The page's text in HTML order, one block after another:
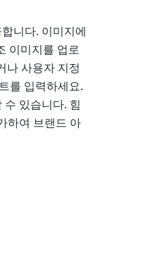
니다. 이미지에
이미지를 업로
나 사용자 지정
를 입력하세요.
수 있습니다. 힘
하여 브랜드 아